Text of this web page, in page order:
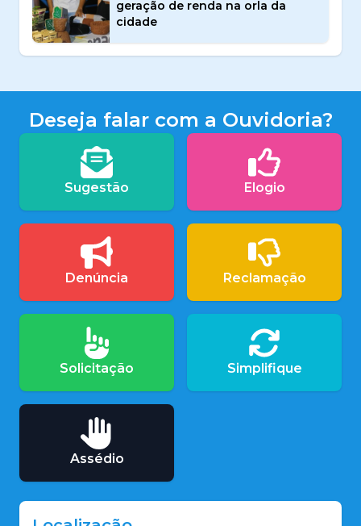
geração de renda na orla da
cidade
Deseja falar com a Ouvidoria?
Sugestão Elogio
Denúncia Reclamação
Solicitação Simplifique
Assédio